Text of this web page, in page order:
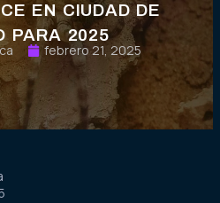
EN CIUDAD DE
PARA 2025
febrero 21, 2025